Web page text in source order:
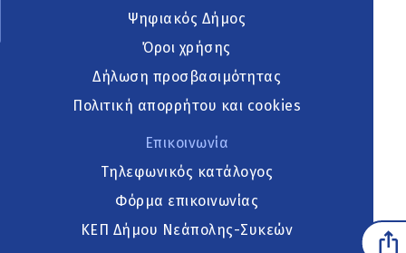
Ψηφιακός Δήμος
Όροι χρήσης
Δήλωση προσβασιμότητας
Πολιτική απορρήτου και cookies
Επικοινωνία
Τηλεφωνικός κατάλογος
Φόρμα επικοινωνίας
ΚΕΠ Δήμου Νεάπολης-Συκεών